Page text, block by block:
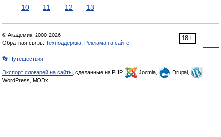
10
11 12 13
18+
© Академик, 2000-2026
Обратная связь: Техподдержка Реклама на сайте
👣 Путешествия
Экспорт словарей на сайты , сделанные на PHP, Joomla,
Drupal,
WordPress, MODx.